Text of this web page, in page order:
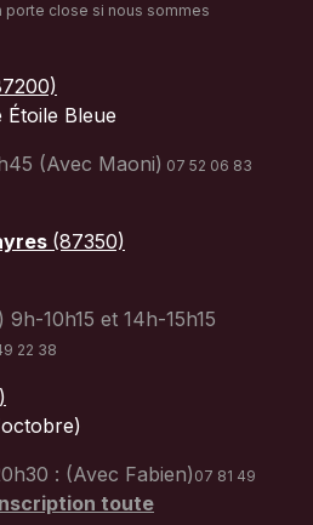
close si nous sommes
Étoile Bleue
(Avec Maoni) 07 52 06 83
(87350)
) 9h-10h15 et 14h-15h15
22 38
: (Avec Fabien) 07 81 49
toute